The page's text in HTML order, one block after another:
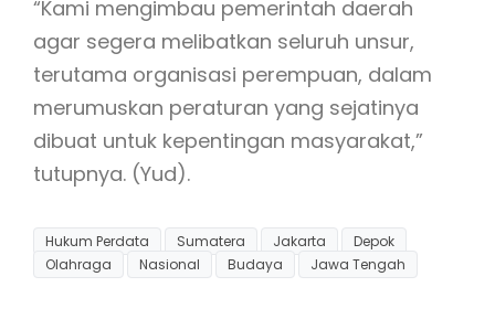
“Kami mengimbau pemerintah daerah
agar segera melibatkan seluruh unsur,
terutama organisasi perempuan, dalam
merumuskan peraturan yang sejatinya
dibuat untuk kepentingan masyarakat,”
tutupnya. (Yud).
Hukum Perdata Sumatera Jakarta
Depok
Olahraga
Nasional Budaya Jawa Tengah